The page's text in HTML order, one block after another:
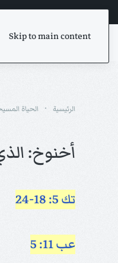
Skip to main content
إشترك في المراسلات
الرئيسية الحياة
أخنوخ:
تك 5: 18-24
عب 11: 5